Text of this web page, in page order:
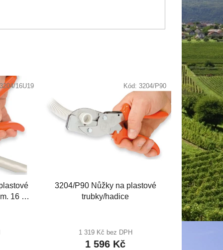
16 a
3204/16U19
3204/P90 Nůžky na plastové
trubky/hadice
1 319 Kč bez DPH
1 596 Kč
Kód: 3204/P90